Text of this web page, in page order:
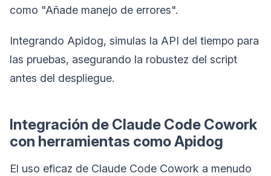
como "Añade manejo de errores".
Integrando Apidog, simulas la API del tiempo para
las pruebas, asegurando la robustez del script
antes del despliegue.
Integración de Claude Code Cowork
con herramientas como Apidog
El uso eficaz de Claude Code Cowork a menudo